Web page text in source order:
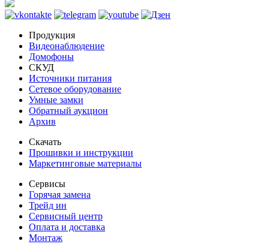
Продукция
Видеонаблюдение
Домофоны
СКУД
Источники питания
Сетевое оборудование
Умные замки
Обратный аукцион
Архив
Скачать
Прошивки и инструкции
Маркетинговые материалы
Сервисы
Горячая замена
Трейд ин
Сервисный центр
Оплата и доставка
Монтаж